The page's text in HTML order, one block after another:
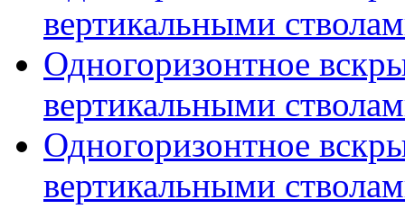
вертикальными
Одногоризонтное
вертикальными
Одногоризонтное
вертикальными